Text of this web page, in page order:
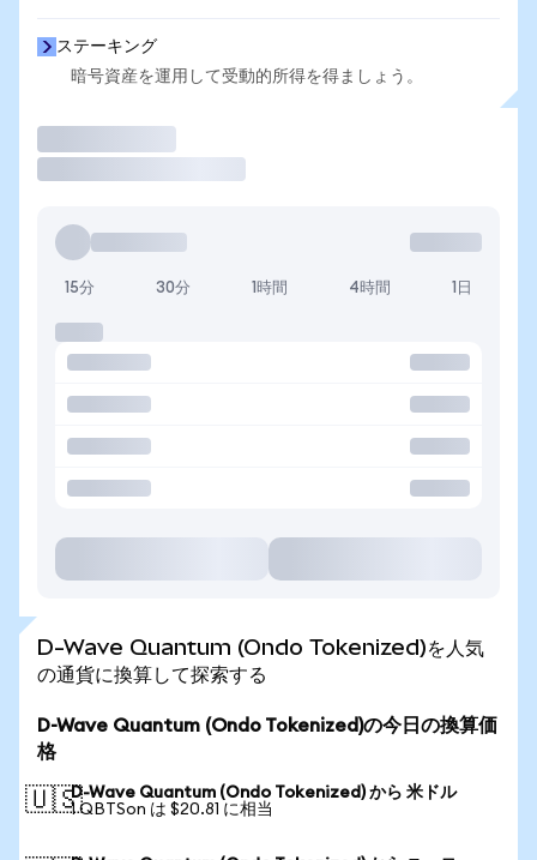
ステーキング
暗号資産を運用して受動的所得を得ましょう。
15分 30分 1時間 4時間 1日
D-Wave Quantum (Ondo Tokenized)を人気
の通貨に換算して探索する
D-Wave Quantum (Ondo Tokenized)の今日の換算価
格
🇺🇸D-Wave Quantum (Ondo Tokenized) から 米ドル
1 QBTSon は $20.81 に相当